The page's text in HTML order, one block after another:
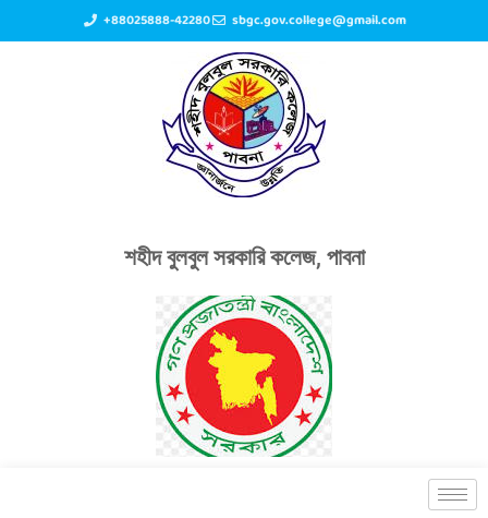
+88025888-42280 sbgc.gov.college@gmail.com
শহীদ বুলবুল সরকারি কলেজ, পাবনা